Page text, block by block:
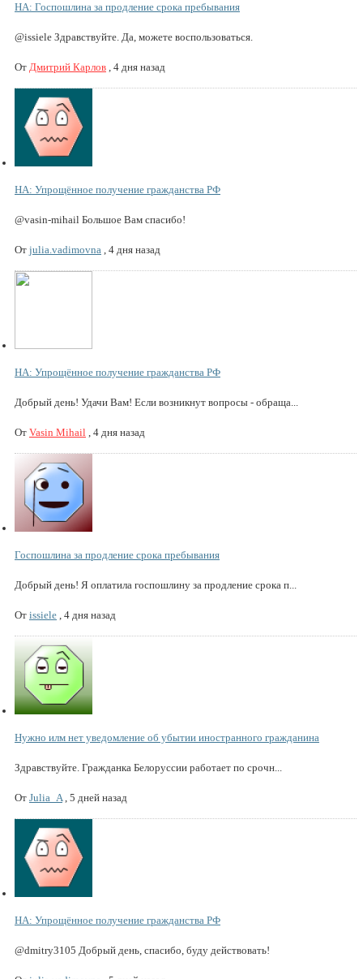
НА: Госпошлина за продление срока пребывания
@issiele Здравствуйте. Да, можете воспользоваться.
От Дмитрий Карлов , 4 дня назад
НА: Упрощённое получение гражданства РФ
@vasin-mihail Большое Вам спасибо!
От julia.vadimovna , 4 дня назад
НА: Упрощённое получение гражданства РФ
Добрый день! Удачи Вам! Если возникнут вопросы - обраща...
От Vasin Mihail , 4 дня назад
Госпошлина за продление срока пребывания
Добрый день! Я оплатила госпошлину за продление срока п...
От issiele , 4 дня назад
Нужно илм нет уведомление об убытии иностранного гражданина
Здравствуйте. Гражданка Белоруссии работает по срочн...
От Julia_A, 5 дней назад
НА: Упрощённое получение гражданства РФ
@dmitry3105 Добрый день, спасибо, буду действовать!